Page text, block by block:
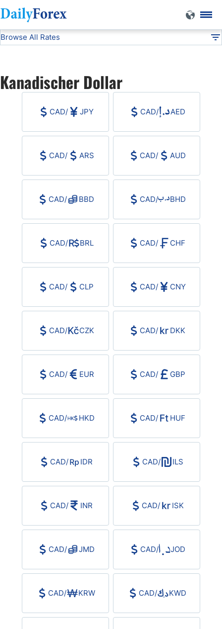
DF Currencies CAD
Browse All Rates
USD/JPY
USD/CHF
USD/CAD
USD/BRL
Bitcoin/USD
All Currencies
Commodities
Kanadischer Dollar
CAD/ JPY CAD/ AED
CAD/ ARS CAD/ AUD
CAD/ BBD CAD/ BHD
CAD/ BRL CAD/ CHF
CAD/ CLP CAD/ CNY
CAD/ CZK CAD/ DKK
CAD/ EUR CAD/ GBP
CAD/ HKD CAD/ HUF
CAD/ IDR CAD/ ILS
CAD/ INR CAD/ ISK
CAD/ JMD CAD/ JOD
CAD/ KRW CAD/ KWD